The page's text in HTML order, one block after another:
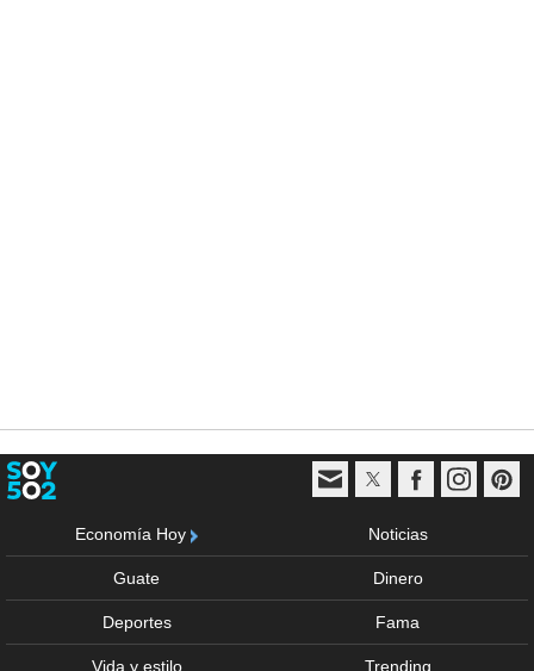
Economía Hoy Noticias
Guate Dinero
Deportes Fama
Vida y estilo Trending